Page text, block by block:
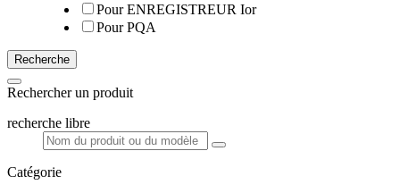
Pour ENREGISTREUR Ior
Pour PQA
Recherche
Rechercher un produit
recherche libre
Catégorie